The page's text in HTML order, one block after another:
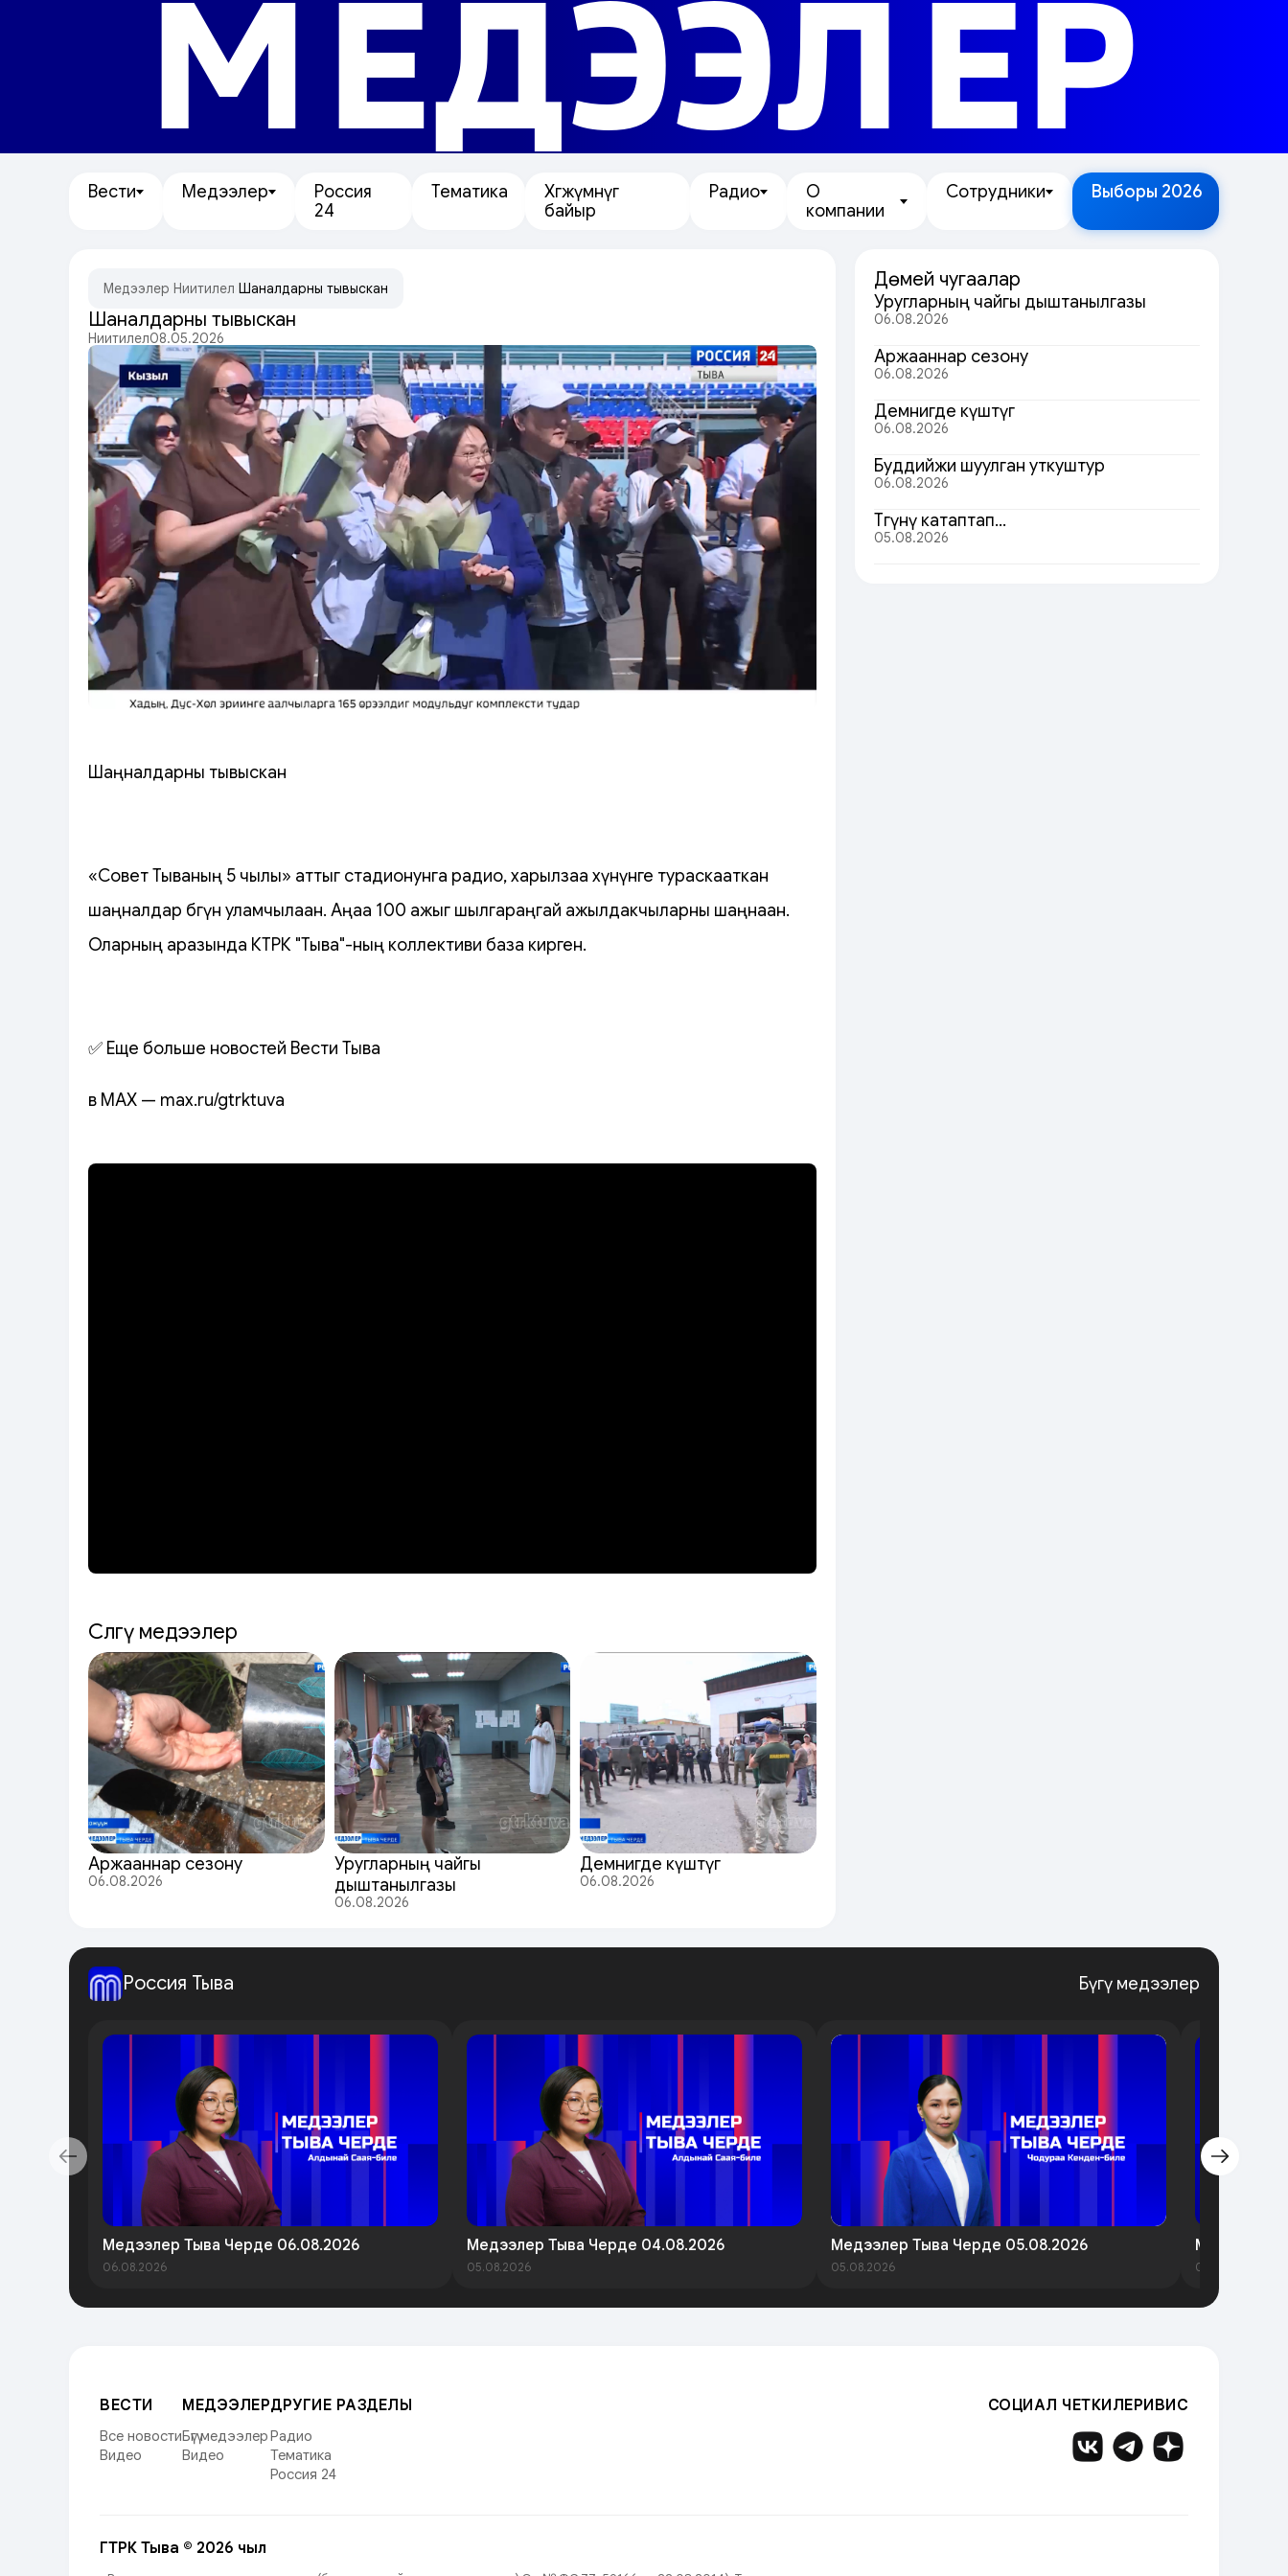
МЕДЭЭЛЕР
Вести Медээлер
Россия
24
Тематика
Хөгжүмнүг
байыр
Радио
О
компании
Сотрудники Выборы 2026
Медээлер Ниитилел Шаңналдарны тывыскан
Шаңналдарны тывыскан
Ниитилел08.05.2026
Шаңналдарны тывыскан
«Совет Тываның 5 чылы» аттыг стадионунга радио, харылзаа хүнүнге тураскааткан
шаңналдар бөгүн уламчылаан. Аңаа 100 ажыг шылгараңгай ажылдакчыларны шаңнаан.
Оларның аразында КТРК "Тыва"-ның коллективи база кирген.
✅ Еще больше новостей Вести Тыва
в MAX — max.ru/gtrktuva
Сөөлгү медээлер
Аржааннар сезону
06.08.2026
Уругларның чайгы
дыштанылгазы
06.08.2026
Демнигде күштүг
06.08.2026
Дөмей чугаалар
Уругларның чайгы дыштанылгазы
06.08.2026
Аржааннар сезону
06.08.2026
Демнигде күштүг
06.08.2026
Буддийжи шуулган уткуштур
06.08.2026
Төөгүнү катаптап…
05.08.2026
Россия Тыва Бүгү медээлер
Медээлер Тыва Черде 06.08.2026
06.08.2026
Медээлер Тыва Черде 04.08.2026
05.08.2026
Медээлер Тыва Черде 05.08.2026
05.08.2026
Медээлер
03.08.2026
ВЕСТИ
Все новости
Видео
МЕДЭЭЛЕР
Бүгү медээлер
Видео
ДРУГИЕ РАЗДЕЛЫ
Радио
Тематика
Россия 24
СОЦИАЛ ЧЕТКИЛЕРИВИС
ГТРК Тыва © 2026 чыл